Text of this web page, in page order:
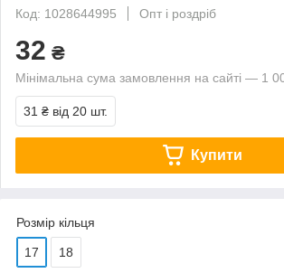
Код: 1028644995
Опт і роздріб
32 ₴
Мінімальна сума замовлення на сайті — 1
31 ₴ від 20 шт.
Купити
Розмір кільця
17 18